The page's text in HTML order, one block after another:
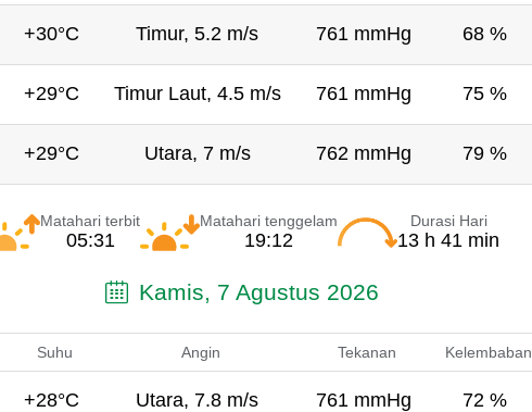
+30°C Timur, 5.2 m/s 761 mmHg 68 %
+29°C Timur Laut, 4.5 m/s 761 mmHg 75 %
+29°C Utara, 7 m/s 762 mmHg 79 %
Matahari terbit
05:31
Matahari tenggelam
19:12
Durasi Hari
13 h 41 min
Kamis, 7 Agustus 2026
Suhu Angin Tekanan Kelembaban
+28°C Utara, 7.8 m/s 761 mmHg 72 %